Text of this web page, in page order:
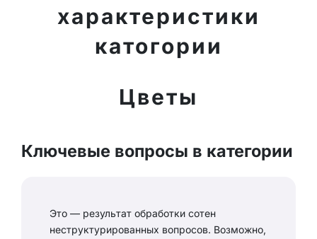
характеристики
катогории
Цветы
Ключевые вопросы в категории
Это — результат обработки сотен
неструктурированных вопросов. Возможно,